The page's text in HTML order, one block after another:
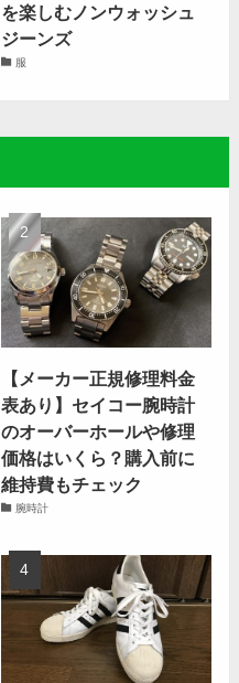
を楽しむノンウォッシュ
ジーンズ
服
【メーカー正規修理料金
表あり】セイコー腕時計
のオーバーホールや修理
価格はいくら？購入前に
維持費もチェック
腕時計